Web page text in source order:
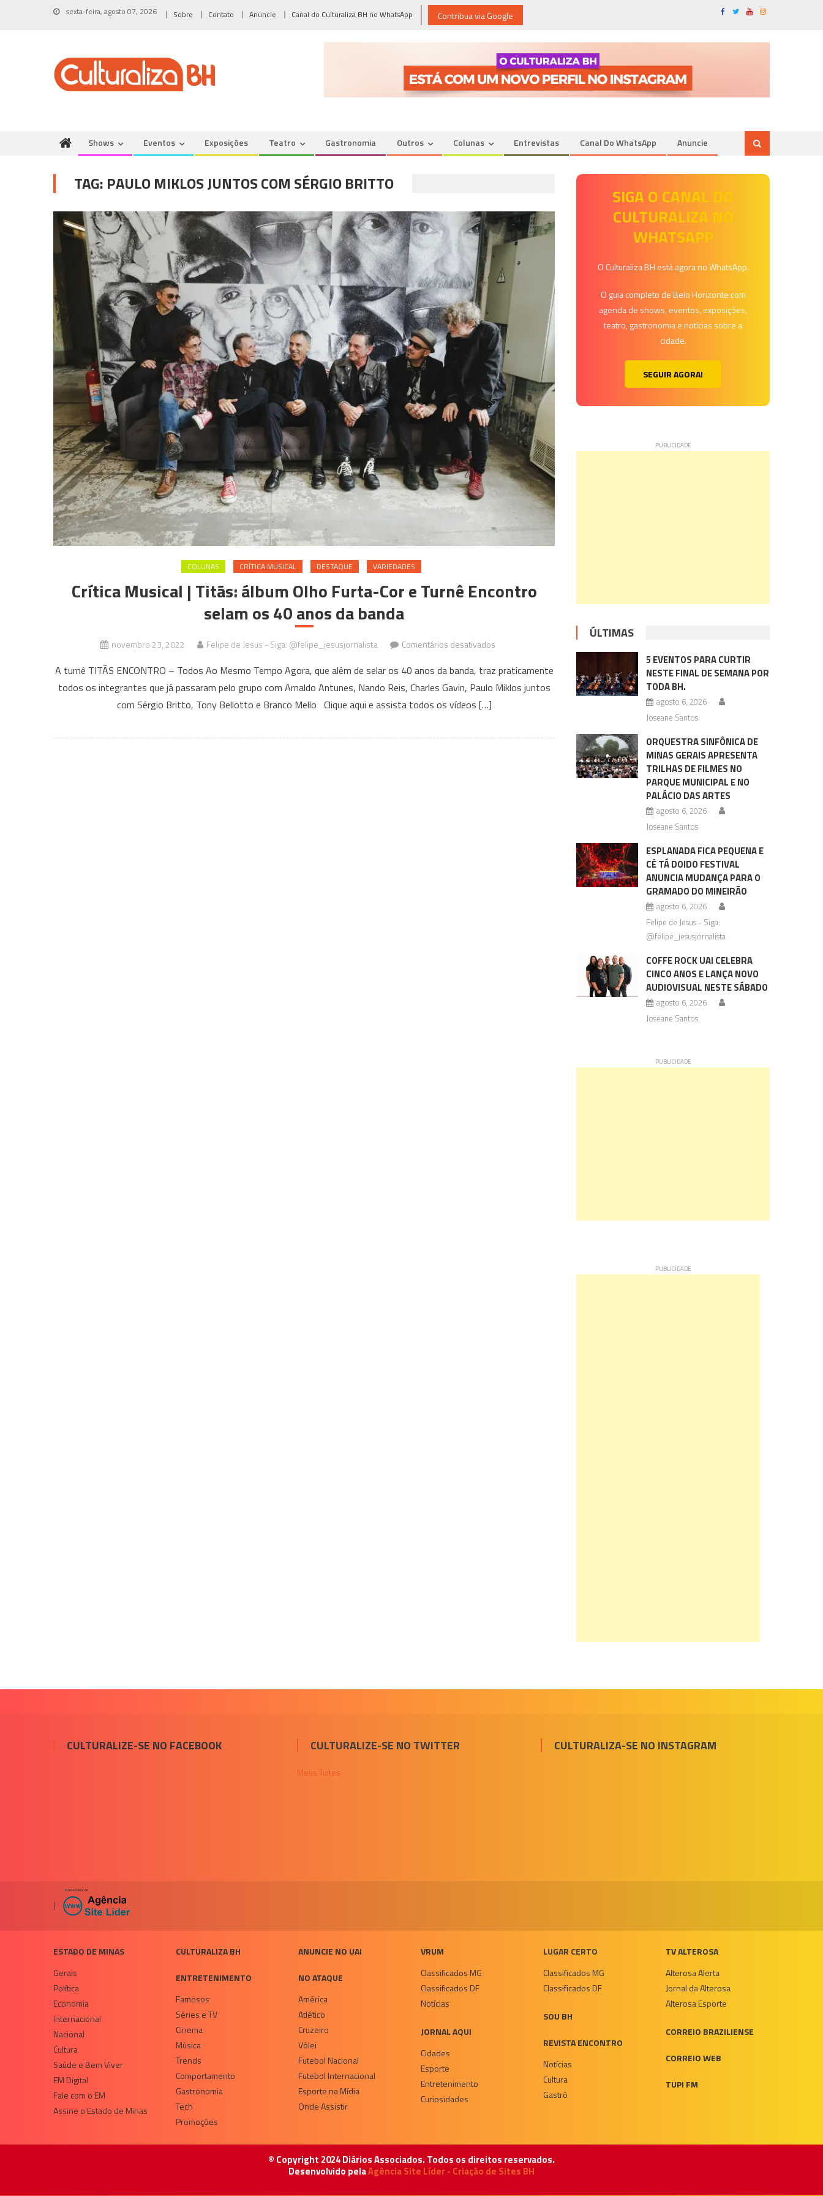
sexta-feira, agosto 07, 2026 Sobre Contato Anuncie Canal do Culturaliza BH no WhatsApp Contribua via Google
Shows Eventos Exposições Teatro Gastronomia Outros Colunas Entrevistas Canal Do WhatsApp Anuncie
TAG: PAULO MIKLOS JUNTOS COM SÉRGIO BRITTO
COLUNAS CRÍTICA MUSICAL DESTAQUE VARIEDADES
Crítica Musical | Titãs: álbum Olho Furta-Cor e Turnê Encontro
selam os 40 anos da banda
novembro 23, 2022 Felipe de Jesus - Siga: @felipe_jesusjornalista Comentários desativados
Musical
|
Olho
A turnê TITÃS ENCONTRO – Todos Ao Mesmo Tempo Agora, que além de selar os 40 anos da banda, traz praticamente
todos os integrantes que já passaram pelo grupo com Arnaldo Antunes, Nando Reis, Charles Gavin, Paulo Miklos juntos
com Sérgio Britto, Tony Bellotto e Branco Mello Clique aqui e assista todos os vídeos […]
SIGA O CANAL DO
CULTURALIZA NO
WHATSAPP
O Culturaliza BH está agora no WhatsApp.
O guia completo de Belo Horizonte com
agenda de shows, eventos, exposições,
teatro, gastronomia e notícias sobre a
cidade.
SEGUIR AGORA!
ÚLTIMAS
5 EVENTOS PARA CURTIR
NESTE FINAL DE SEMANA POR
TODA BH.
agosto 6, 2026
Joseane Santos
ORQUESTRA SINFÔNICA DE
MINAS GERAIS APRESENTA
TRILHAS DE FILMES NO
PARQUE MUNICIPAL E NO
PALÁCIO DAS ARTES
agosto 6, 2026
Joseane Santos
ESPLANADA FICA PEQUENA E
CÊ TÁ DOIDO FESTIVAL
ANUNCIA MUDANÇA PARA O
GRAMADO DO MINEIRÃO
agosto 6, 2026
Felipe de Jesus - Siga:
@felipe_jesusjornalista
COFFE ROCK UAI CELEBRA
CINCO ANOS E LANÇA NOVO
AUDIOVISUAL NESTE SÁBADO
agosto 6, 2026
Joseane Santos
CULTURALIZE-SE NO FACEBOOK CULTURALIZE-SE NO TWITTER
Meus Tuítes
CULTURALIZA-SE NO INSTAGRAM
|
ESTADO DE MINAS
Gerais
Política
Economia
Internacional
Nacional
Cultura
Saúde e Bem Viver
EM Digital
Fale com o EM
Assine o Estado de Minas
CULTURALIZA BH
ENTRETENIMENTO
Famosos
Séries e TV
Cinema
Música
Trends
Comportamento
Gastronomia
Tech
Promoções
ANUNCIE NO UAI
NO ATAQUE
América
Atlético
Cruzeiro
Vôlei
Futebol Nacional
Futebol Internacional
Esporte na Mídia
Onde Assistir
VRUM
Classificados MG
Classificados DF
Notícias
JORNAL AQUI
Cidades
Esporte
Entretenimento
Curiosidades
LUGAR CERTO
Classificados MG
Classificados DF
SOU BH
REVISTA ENCONTRO
Notícias
Cultura
Gastrô
TV ALTEROSA
Alterosa Alerta
Jornal da Alterosa
Alterosa Esporte
CORREIO BRAZILIENSE
CORREIO WEB
TUPI FM
© Copyright 2024 Diários Associados. Todos os direitos reservados.
Desenvolvido pelaAgência Site Líder - Criação de Sites BH